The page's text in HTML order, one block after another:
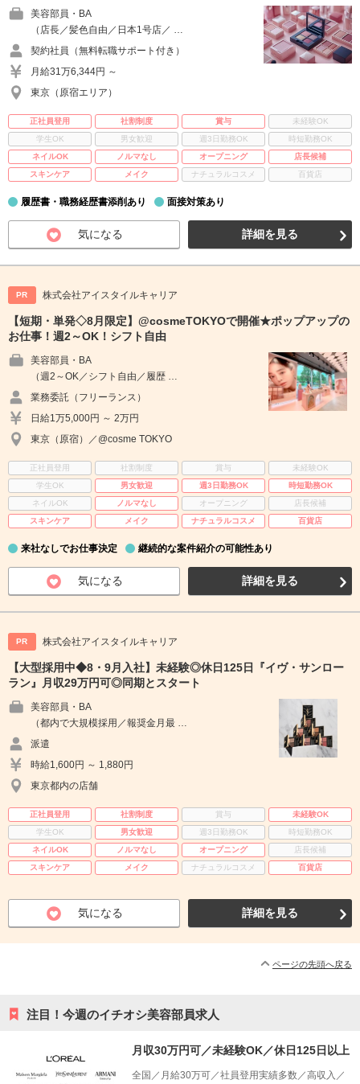
美容部員・BA
（店長／髪色自由／日本1号店／ …
契約社員（無料転職サポート付き）
月給31万6,344円 ～
東京（原宿エリア）
正社員登用 社割制度 賞与
未経験OK
学生OK
男女歓迎 週3日勤務OK
時短勤務OK
ネイルOK
ノルマなし オープニング
店長候補
スキンケア
メイク ナチュラルコスメ 百貨店
履歴書・職務経歴書添削あり 面接対策あり
気になる 詳細を見る
PR 株式会社アイスタイルキャリア
【短期・単発◇8月限定】@cosmeTOKYOで開催★ポップアップの
お仕事！週2～OK！シフト自由
美容部員・BA
（週2～OK／シフト自由／履歴 …
業務委託（フリーランス）
日給1万5,000円 ～ 2万円
東京（原宿）／@cosme TOKYO
正社員登用 社割制度 賞与
未経験OK
学生OK
男女歓迎 週3日勤務OK
時短勤務OK
ネイルOK
ノルマなし オープニング
店長候補
スキンケア
メイク ナチュラルコスメ 百貨店
来社なしでお仕事決定 継続的な案件紹介の可能性あり
気になる 詳細を見る
PR 株式会社アイスタイルキャリア
【大型採用中◆8・9月入社】未経験◎休日125日『イヴ・サンロー
ラン』月収29万円可◎同期とスタート
美容部員・BA
（都内で大規模採用／報奨金月最 …
派遣
時給1,600円 ～ 1,880円
東京都内の店舗
正社員登用 社割制度 賞与
未経験OK
学生OK
男女歓迎 週3日勤務OK
時短勤務OK
ネイルOK
ノルマなし オープニング
店長候補
スキンケア
メイク ナチュラルコスメ 百貨店
気になる 詳細を見る
ページの先頭へ戻る
注目！今週のイチオシ美容部員求人
月収30万円可／未経験OK／休日125日以上
全国／月給30万可／社員登用実績多数／高収入／